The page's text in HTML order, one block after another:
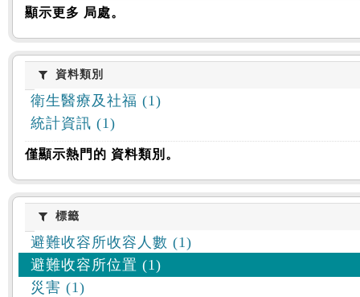
顯示更多 局處。
資料類別
資料類別
衛生醫療及社福 (1)
統計資訊 (1)
僅顯示熱門的 資料類別。
標籤標籤
避難收容所收容人數 (1)
避難收容所位置 (1)
災害 (1)